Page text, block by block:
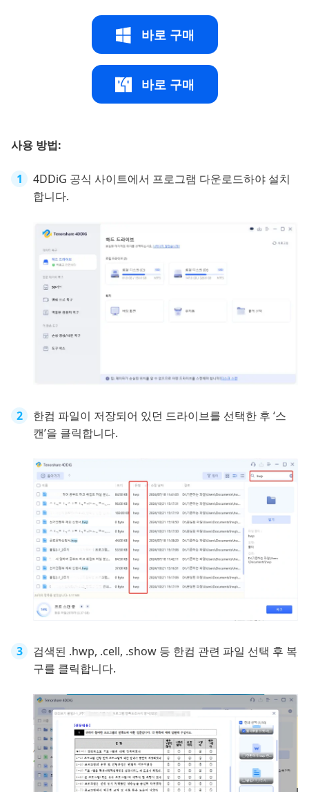
바로 구매
바로 구매
사용 방법:
4DDiG 공식 사이트에서 프로그램 다운로드하야 설치
합니다.
한컴 파일이 저장되어 있던 드라이브를 선택한 후 ‘스
캔’을 클릭합니다.
검색된 .hwp, .cell, .show 등 한컴 관련 파일 선택 후 복
구를 클릭합니다.